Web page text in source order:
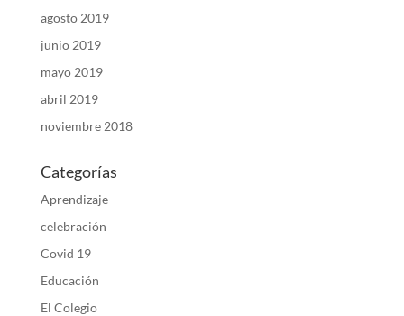
agosto 2019
junio 2019
mayo 2019
abril 2019
noviembre 2018
Categorías
Aprendizaje
celebración
Covid 19
Educación
El Colegio